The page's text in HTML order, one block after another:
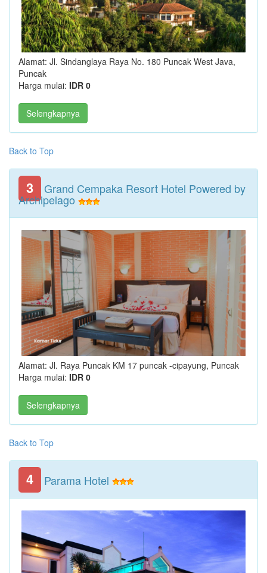
Alamat: Jl. Sindanglaya Raya No. 180 Puncak West Java,
Puncak
Harga mulai: IDR 0
Selengkapnya
Back to Top
3 Grand Cempaka Resort Hotel Powered by
Archipelago
Alamat: Jl. Raya Puncak KM 17 puncak -cipayung, Puncak
Harga mulai: IDR 0
Selengkapnya
Back to Top
4 Parama Hotel